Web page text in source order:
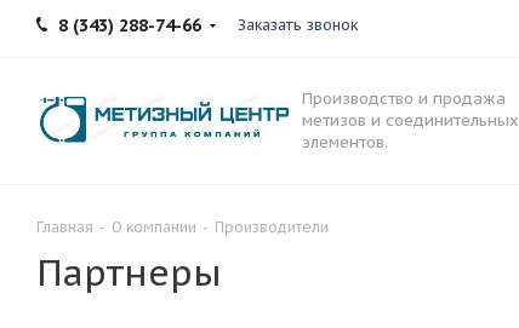
8 (343) 288-74-66 Заказать звонок
Производство и продажа
метизов и соединительных
элементов.
Главная - О компании - Производители
Партнеры